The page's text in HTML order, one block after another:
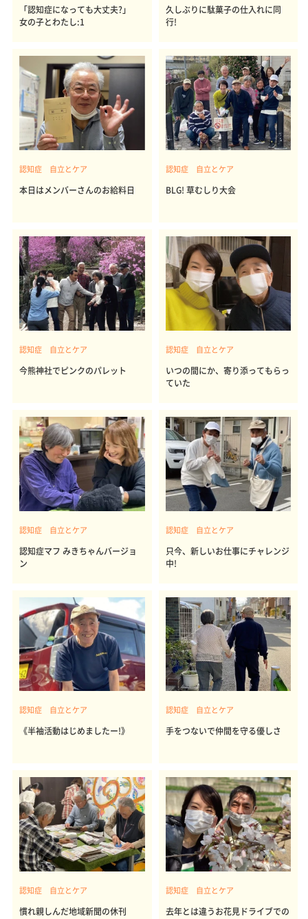
「認知症になっても大丈夫?」
女の子とわたし:1
久しぶりに駄菓子の仕入れに同
行!
認知症 自立とケア
本日はメンバーさんのお給料日
認知症 自立とケア
BLG! 草むしり大会
認知症 自立とケア
今熊神社でピンクのパレット
認知症 自立とケア
いつの間にか、寄り添ってもらっ
ていた
認知症 自立とケア
認知症マフ みきちゃんバージョ
ン
認知症 自立とケア
只今、新しいお仕事にチャレンジ
中!
認知症 自立とケア
《半袖活動はじめましたー!》
認知症 自立とケア
手をつないで仲間を守る優しさ
認知症 自立とケア
慣れ親しんだ地域新聞の休刊
認知症 自立とケア
去年とは違うお花見ドライブでの